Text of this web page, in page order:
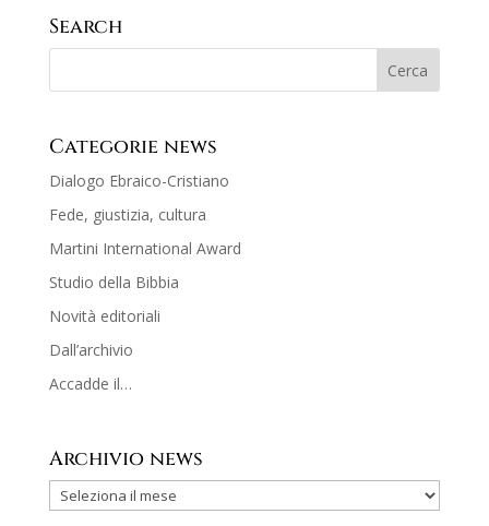
Search
Categorie news
Dialogo Ebraico-Cristiano
Fede, giustizia, cultura
Martini International Award
Studio della Bibbia
Novità editoriali
Dall’archivio
Accadde il…
Archivio news